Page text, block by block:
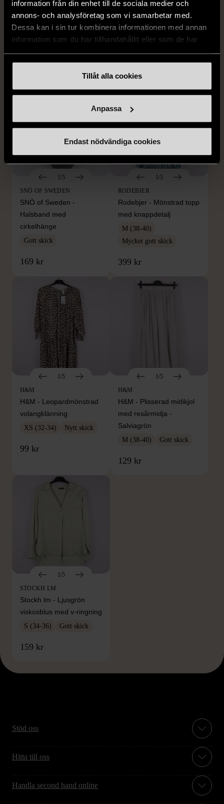
information från din enhet till de sociala medier och
annons- och analysföretag som vi samarbetar med.
Dessa kan i sin tur kombinera informationen med annan
information som du har tillhandahållit eller som de har
Tillåt alla cookies
Anpassa
Endast nödvändiga cookies
Edblad - Glow - Armband
Mycket gott skick
129 kr
Dyrberg/Kern - Delise -
Halsband med
blomformat hänge
Mycket gott skick
249 kr
1/5
SNÖ OF SWEDEN
SNÖ of Sweden -
Halsband med
cirkelhänge
Gott skick
169 kr
1/5
RODEBJER
Rodebjer - Mönstrad topp
med knappdetalj
M (38-40)
Mycket gott skick
399 kr
1/5
H&M
H&M - Leopardmönstrad
volangklänning
XS (32-34) Nytt skick
99 kr
1/5
H&M
H&M - Plisserad midikjol
med resårmidja -
Salviagrön
M (38-40) Gott skick
129 kr
1/5
STOCKH LM
Stockh lm - Ljusgrön
viskosblus med v-ringning
S (34-36) Gott skick
159 kr
Stöd oss
Hitta till oss
Handla second hand online